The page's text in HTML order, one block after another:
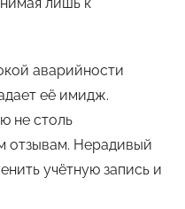
аварийности
её имидж.
не столь
отзывам. Нерадивый
учётную запись и